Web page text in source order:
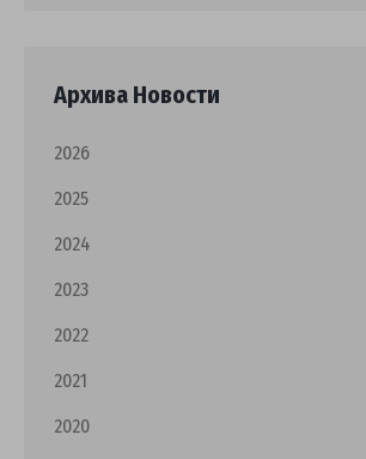
Архива Новости
2026
2025
2024
2023
2022
2021
2020